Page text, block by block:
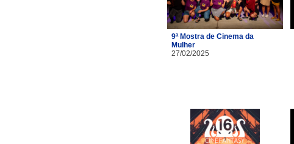
9ª Mostra de Cinema da
Mulher
27/02/2025